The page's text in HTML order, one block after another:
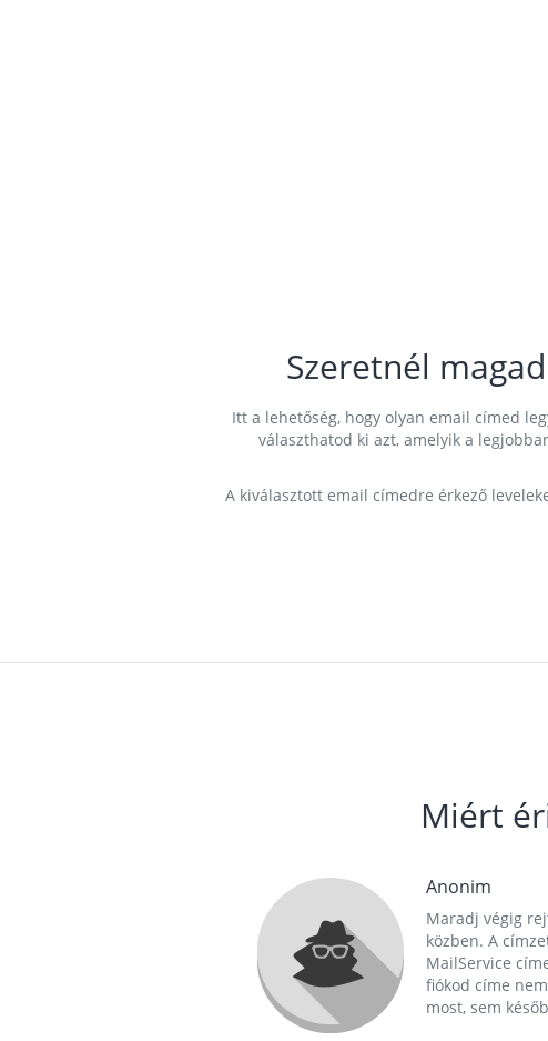
Szeretnél
Itt a lehetőség, hogy olyan email címed
választhatod ki azt, amelyik a
A kiválasztott email címedre érkező
Miért
Anonim
Maradj végig
közben. A
MailService
fiókod címe
most, sem